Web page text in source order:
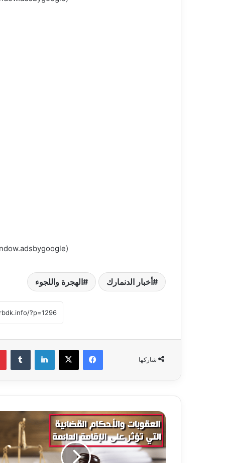
(adsbygoogle = window.adsbygoogle || []).push({});
أخبار الدنمارك الهجرة واللجوء
شاركها
فيسبوك ‫X لينكدإن
ا
ق
و